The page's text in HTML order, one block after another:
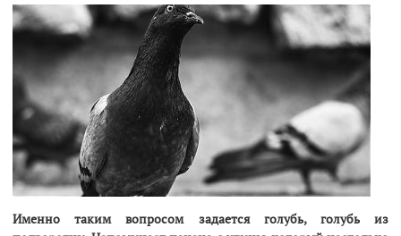
Именно таким вопросом задается голубь, голубь из